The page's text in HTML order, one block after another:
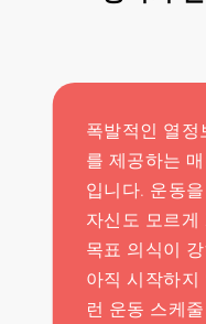
폭발적인 열정
를 제공하는
입니다. 운동
자신도 모르
목표 의식이
아직 시작하
런 운동 스케